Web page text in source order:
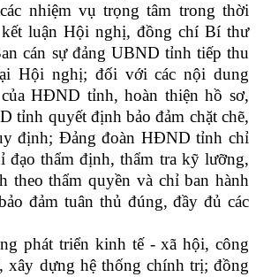
nhiệm vụ trọng tâm trong thời
luận Hội nghị, đồng chí Bí thư
cán sự đảng UBND tỉnh tiếp thu
Hội nghị; đối với các nội dung
HĐND tỉnh, hoàn thiện hồ sơ,
tỉnh quyết định bảo đảm chặt chẽ,
định; Đảng đoàn HĐND tỉnh chỉ
thẩm định, thẩm tra kỹ lưỡng,
theo thẩm quyền và chỉ ban hành
đảm tuân thủ đúng, đầy đủ các
phát triển kinh tế - xã hội, công
xây dựng hệ thống chính trị; đồng